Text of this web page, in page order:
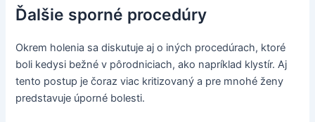
Ďalšie sporné procedúry
Okrem holenia sa diskutuje aj o iných procedúrach, ktoré
boli kedysi bežné v pôrodniciach, ako napríklad klystír. Aj
tento postup je čoraz viac kritizovaný a pre mnohé ženy
predstavuje úporné bolesti.